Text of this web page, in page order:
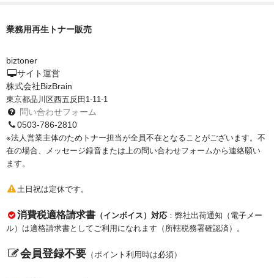
PrivacyPolicy
特定商取引法に基づく表示
よくある質問
保証受付中
トナー・ドラム交換・修理
プリンタ補償
貴社都合返品
動画で分かる
業務用再生トナー販売
biztoner
サイト運営
株式会社BizBrain
東京都品川区西五反田1-11-1
問い合わせフォーム
0503-786-2810
※法人営業主体のためトナー担当が全員不在となることがございます。不
在の場合、メッセージ録音または上の問い合わせフォームから連絡願い
ます。
土日祝は定休です。
消費税適格請求書 （インボイス）対応 ：弊社出荷通知（電子メー
ル）は適格請求書としてご利用になれます（所轄税務署確認済）。
会員登録不要 （ポイント利用時は必須）